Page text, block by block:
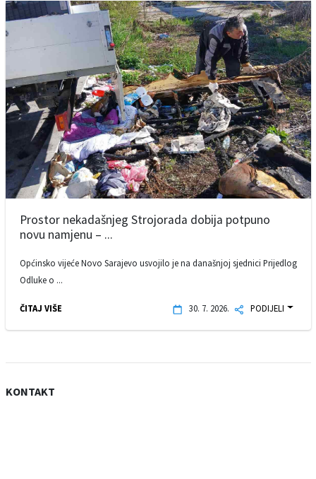
Prostor nekadašnjeg Strojorada dobija potpuno
novu namjenu – ...
Općinsko vijeće Novo Sarajevo usvojilo je na današnjoj sjednici Prijedlog
Odluke o ...
ČITAJ VIŠE 30. 7. 2026. PODIJELI
KONTAKT